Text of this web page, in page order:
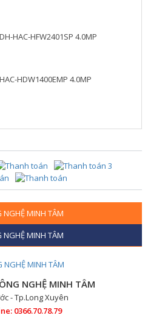
HAC-HFW2401SP 4.0MP
HDW1400EMP 4.0MP
NGHỆ MINH TÂM
NGHỆ MINH TÂM
NGHỆ MINH TÂM
- Tp.Long Xuyên
0366.70.78.79